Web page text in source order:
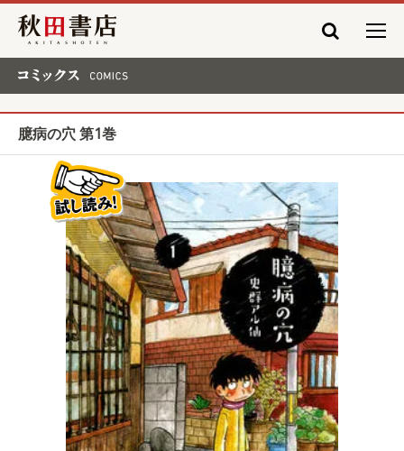
秋田書店
臆病の穴 第1巻